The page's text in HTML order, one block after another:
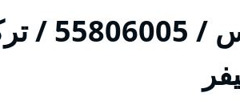
فني ستلايت في